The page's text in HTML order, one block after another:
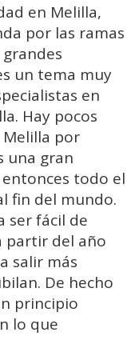
en Melilla,
por las ramas
un tema muy
en
Hay pocos
por
una gran
todo el
fin del mundo.
ser fácil de
partir del año
salir más
De hecho
principio
lo que